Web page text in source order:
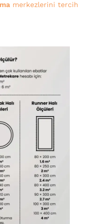
merkezlerini tercih